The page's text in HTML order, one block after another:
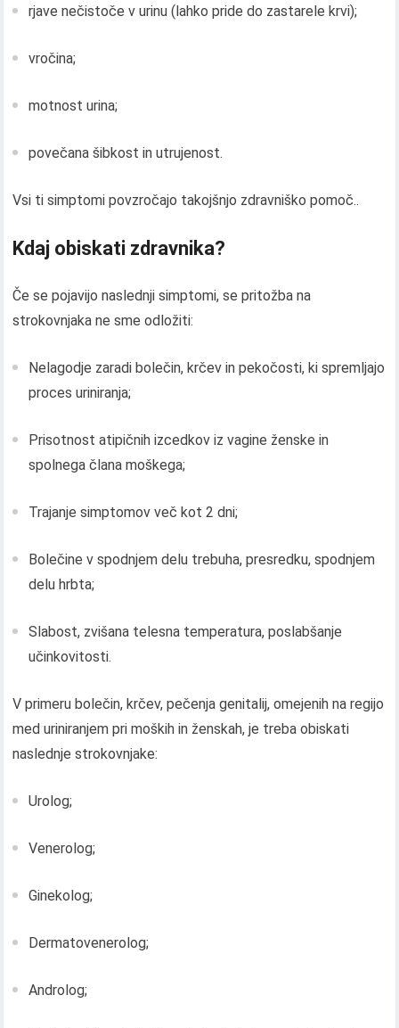
rjave nečistoče v urinu (lahko pride do zastarele krvi);
vročina;
motnost urina;
povečana šibkost in utrujenost.
Vsi ti simptomi povzročajo takojšnjo zdravniško pomoč..
Kdaj obiskati zdravnika?
Če se pojavijo naslednji simptomi, se pritožba na
strokovnjaka ne sme odložiti:
Nelagodje zaradi bolečin, krčev in pekočosti, ki spremljajo
proces uriniranja;
Prisotnost atipičnih izcedkov iz vagine ženske in
spolnega člana moškega;
Trajanje simptomov več kot 2 dni;
Bolečine v spodnjem delu trebuha, presredku, spodnjem
delu hrbta;
Slabost, zvišana telesna temperatura, poslabšanje
učinkovitosti.
V primeru bolečin, krčev, pečenja genitalij, omejenih na regijo
med uriniranjem pri moških in ženskah, je treba obiskati
naslednje strokovnjake:
Urolog;
Venerolog;
Ginekolog;
Dermatovenerolog;
Androlog;